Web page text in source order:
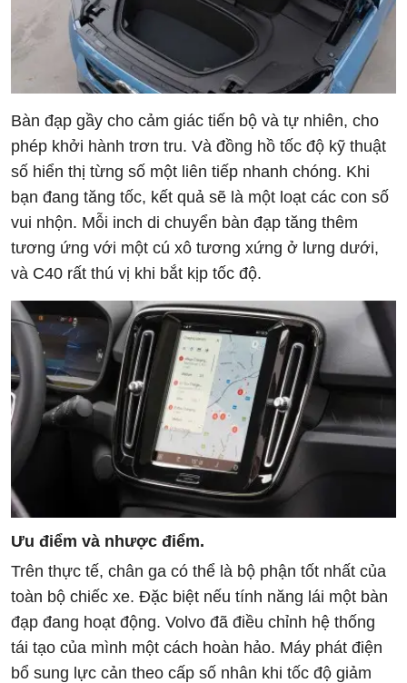
Bàn đạp gầy cho cảm giác tiến bộ và tự nhiên, cho
phép khởi hành trơn tru. Và đồng hồ tốc độ kỹ thuật
số hiển thị từng số một liên tiếp nhanh chóng. Khi
bạn đang tăng tốc, kết quả sẽ là một loạt các con số
vui nhộn. Mỗi inch di chuyển bàn đạp tăng thêm
tương ứng với một cú xô tương xứng ở lưng dưới,
và C40 rất thú vị khi bắt kịp tốc độ.
Ưu điểm và nhược điểm.
Trên thực tế, chân ga có thể là bộ phận tốt nhất của
toàn bộ chiếc xe. Đặc biệt nếu tính năng lái một bàn
đạp đang hoạt động. Volvo đã điều chỉnh hệ thống
tái tạo của mình một cách hoàn hảo. Máy phát điện
bổ sung lực cản theo cấp số nhân khi tốc độ giảm